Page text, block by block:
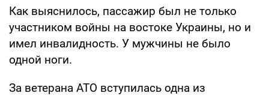
Как выяснилось, пассажир был не только
участником войны на востоке Украины, но и
имел инвалидность. У мужчины не было
одной ноги.
За ветерана АТО вступилась одна из